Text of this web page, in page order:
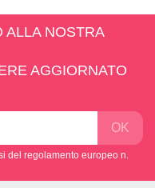
ALLA NOSTRA
AGGIORNATO
del regolamento europeo n.